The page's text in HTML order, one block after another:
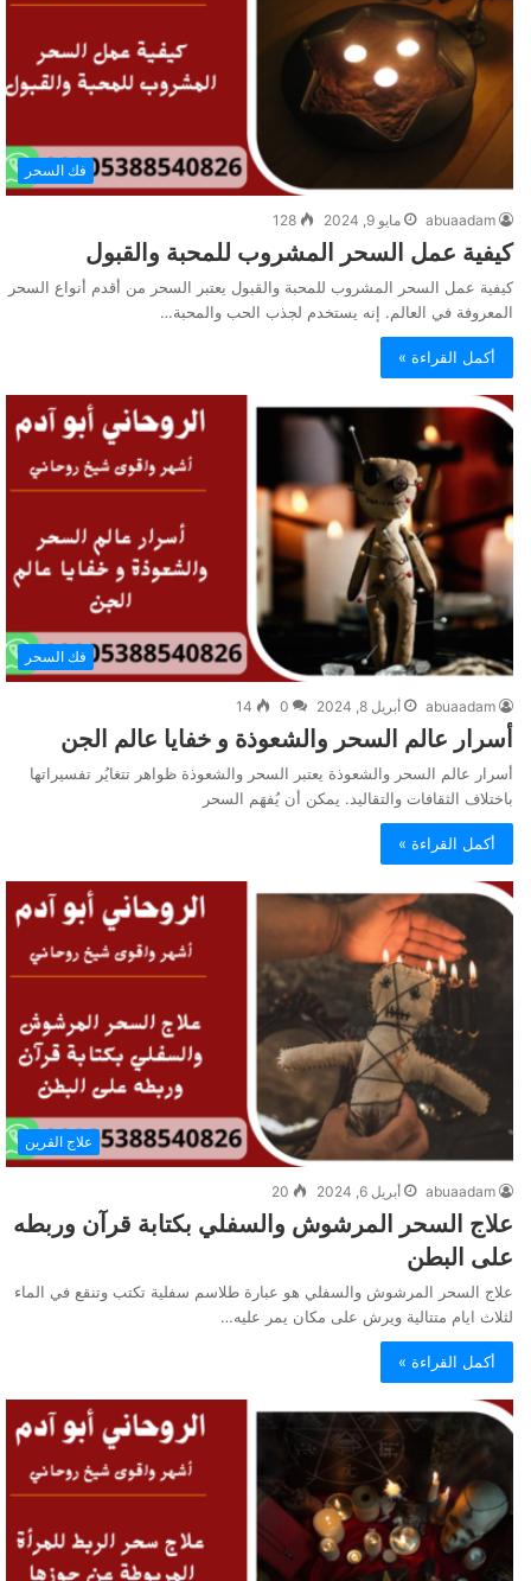
فك السحر
abuaadam مايو 9, 2024 128
كيفية عمل السحر المشروب للمحبة والقبول
كيفية عمل السحر المشروب للمحبة والقبول يعتبر السحر من أقدم أنواع السحر
المعروفة في العالم. إنه يستخدم لجذب الحب والمحبة…
أكمل القراءة »
فك السحر
abuaadam أبريل 8, 2024 0
14
أسرار عالم السحر والشعوذة و خفايا عالم الجن
أسرار عالم السحر والشعوذة يعتبر السحر والشعوذة ظواهر تتغايُر تفسيراتها
باختلاف الثقافات والتقاليد. يمكن أن يُفهَم السحر
أكمل القراءة »
علاج القرين
abuaadam أبريل 6, 2024 20
علاج السحر المرشوش والسفلي بكتابة قرآن وربطه
على البطن
علاج السحر المرشوش والسفلي هو عبارة طلاسم سفلية تكتب وتنقع في الماء
لثلاث ايام متتالية ويرش على مكان يمر عليه…
أكمل القراءة »